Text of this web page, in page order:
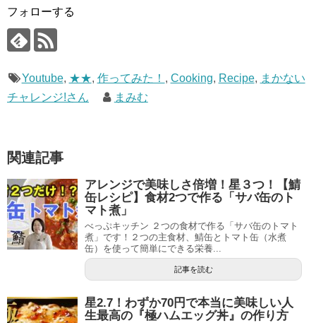
フォローする
Youtube, ★★, 作ってみた！ , Cooking, Recipe, まかない
チャレンジ!さん
まみむ
関連記事
アレンジで美味しさ倍増！星３つ！【鯖
缶レシピ】食材2つで作る「サバ缶のト
マト煮」
べっぷキッチン ２つの食材で作る「サバ缶のトマト
煮」です！２つの主食材、鯖缶とトマト缶（水煮
缶）を使って簡単にできる栄養...
記事を読む
星2.7！わずか70円で本当に美味しい人
生最高の『極ハムエッグ丼』の作り方